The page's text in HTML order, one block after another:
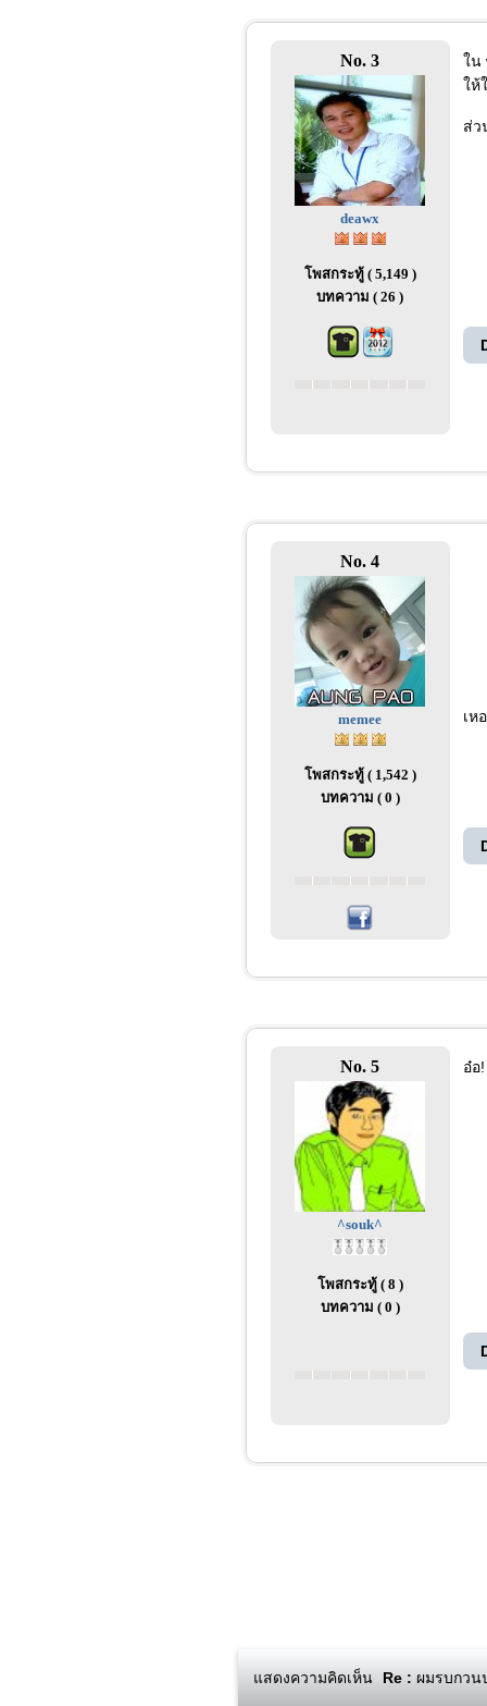
No. 3
deawx
โพสกระทู้ ( 5,149 )
บทความ ( 26 )
ใน
ให้
ส่ว
No. 4
memee
โพสกระทู้ ( 1,542 )
บทความ ( 0 )
เห
No. 5
^souk^
โพสกระทู้ ( 8 )
บทความ ( 0 )
อ๋อ
แสดงความคิดเห็น Re : ผมรบกวน